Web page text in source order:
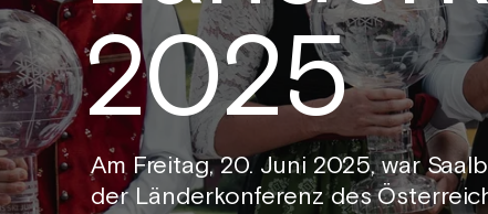
2025
Am Freitag, 20. Juni 2025, war
der Länderkonferenz des